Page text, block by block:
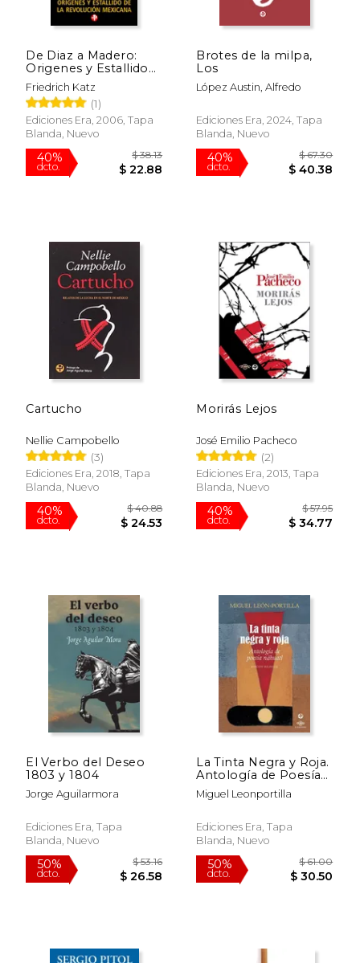
50%
dcto. $ 21.13
De Diaz a Madero:
Origenes y Estallido
de la Revolucion
Mexicana (Problemas
de Mexico
Friedrich Katz
(1)
Ediciones Era, 2006, Tapa
Blanda, Nuevo
40%
dcto. $ 22.88
Brotes de la milpa,
Los
López Austin, Alfredo
Ediciones Era, 2024, Tapa
Blanda, Nuevo
40%
dcto. $
Cartucho
Nellie Campobello
(3)
Ediciones Era, 2018, Tapa
Blanda, Nuevo
40% $ 40.88
Morirás Lejos
José Emilio Pacheco
(2)
Ediciones Era, 2013, Tapa
Blanda, Nuevo
40%
El Verbo del Deseo
1803 y 1804
Jorge Aguilarmora
Ediciones Era, Tapa
Blanda, Nuevo
La Tinta Negra y Roja.
Antología de Poesía
Náhuatl (Edición
Bilingüe)
Miguel Leonportilla
Ediciones Era, Tapa
Blanda, Nuevo